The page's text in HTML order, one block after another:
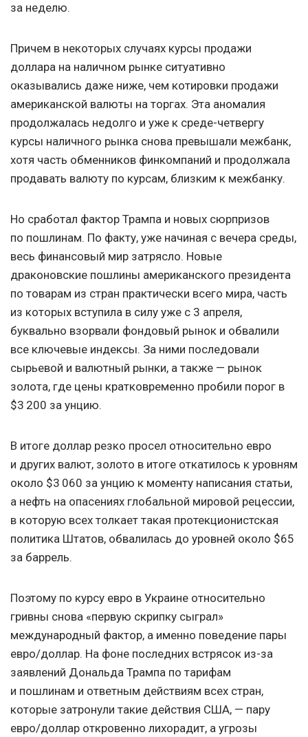
за неделю.
Причем в некоторых случаях курсы продажи
доллара на наличном рынке ситуативно
оказывались даже ниже, чем котировки продажи
американской валюты на торгах. Эта аномалия
продолжалась недолго и уже к среде-четвергу
курсы наличного рынка снова превышали межбанк,
хотя часть обменников финкомпаний и продолжала
продавать валюту по курсам, близким к межбанку.
Но сработал фактор Трампа и новых сюрпризов
по пошлинам. По факту, уже начиная с вечера среды,
весь финансовый мир затрясло. Новые
драконовские пошлины американского президента
по товарам из стран практически всего мира, часть
из которых вступила в силу уже с 3 апреля,
буквально взорвали фондовый рынок и обвалили
все ключевые индексы. За ними последовали
сырьевой и валютный рынки, а также — рынок
золота, где цены кратковременно пробили порог в
$3 200 за унцию.
В итоге доллар резко просел относительно евро
и других валют, золото в итоге откатилось к уровням
около $3 060 за унцию к моменту написания статьи,
а нефть на опасениях глобальной мировой рецессии,
в которую всех толкает такая протекционистская
политика Штатов, обвалилась до уровней около $65
за баррель.
Поэтому по курсу евро в Украине относительно
гривны снова «первую скрипку сыграл»
международный фактор, а именно поведение пары
евро/доллар. На фоне последних встрясок из-за
заявлений Дональда Трампа по тарифам
и пошлинам и ответным действиям всех стран,
которые затронули такие действия США, — пару
евро/доллар откровенно лихорадит, а угрозы